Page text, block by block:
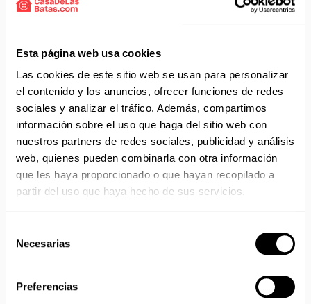
Esta página web usa cookies
Las cookies de este sitio web se usan para personalizar
el contenido y los anuncios, ofrecer funciones de redes
sociales y analizar el tráfico. Además, compartimos
información sobre el uso que haga del sitio web con
nuestros partners de redes sociales, publicidad y análisis
web, quienes pueden combinarla con otra información
que les haya proporcionado o que hayan recopilado a
partir del uso que haya hecho de sus servicios.
Necesarias
Preferencias
Solicita presupuesto:
Aprovecha el envío gratuito en toda España excepto
Canarias, Baleares, Ceuta y Melilla.
ENVÍOS EN AGOSTO
No realizamos envíos del 10 al 21 de agosto.
Reanudamos envíos el día 24 de agosto para productos
con disponibilidad 24/48 horas.
Si adquieres productos con distinto plazo de entrega, el
partir de la fecha indicada en cada producto según fábrica.
: EL taller de
reanudan las personalizaciones por orden de compra a